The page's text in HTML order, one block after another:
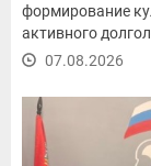
формирование
активного
07.08.2026